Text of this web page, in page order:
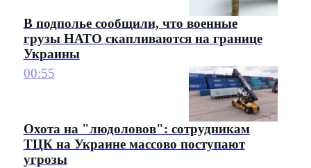
В подполье сообщили, что военные
грузы НАТО скапливаются на границе
Украины
00:55
Охота на "людоловов": сотрудникам
ТЦК на Украине массово поступают
угрозы